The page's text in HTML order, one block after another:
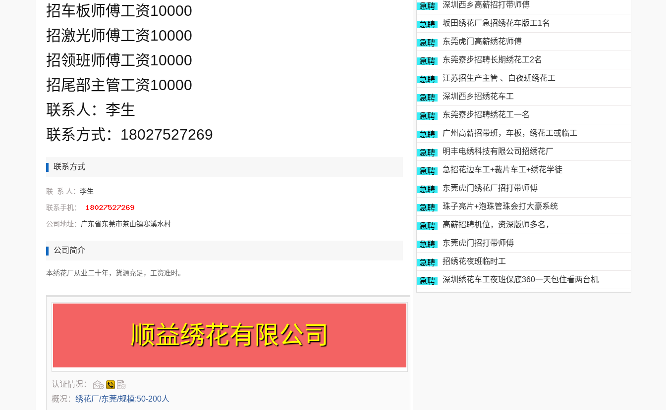
招车板师傅工资10000
招激光师傅工资10000
招领班师傅工资10000
招尾部主管工资10000
联系人：李生
联系方式：18027527269
联系方式
联 系 人： 李生
联系手机：
公司地址： 广东省东莞市茶山镇寒溪水村
公司简介
本绣花厂从业二十年，货源充足，工资准时。
顺益绣花有限公司
认证情况：
概况： 绣花厂/东莞/规模:50-200人
急聘 深圳西乡高薪招打带师傅
急聘 坂田绣花厂急招绣花车版工1名
急聘 东莞虎门高薪绣花师傅
急聘 东莞寮步招聘长期绣花工2名
急聘 江苏招生产主管 、白夜班绣花工
急聘 深圳西乡招绣花车工
急聘 东莞寮步招聘绣花工一名
急聘 广州高薪招带班，车板，绣花工或临工
急聘 明丰电绣科技有限公司招绣花厂
急聘 急招花边车工+裁片车工+绣花学徒
急聘 东莞虎门绣花厂招打带师傅
急聘 珠子亮片+泡珠管珠会打大豪系统
急聘 高薪招聘机位，资深版师多名，
急聘 东莞虎门招打带师傅
急聘 招绣花夜班临时工
急聘 深圳绣花车工夜班保底360一天包住看两台机